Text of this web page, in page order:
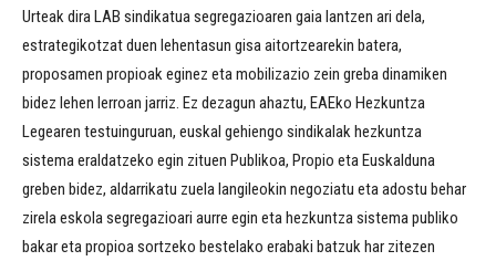
Urteak dira LAB sindikatua segregazioaren gaia lantzen ari dela,
estrategikotzat duen lehentasun gisa aitortzearekin batera,
proposamen propioak eginez eta mobilizazio zein greba dinamiken
bidez lehen lerroan jarriz. Ez dezagun ahaztu, EAEko Hezkuntza
Legearen testuinguruan, euskal gehiengo sindikalak hezkuntza
sistema eraldatzeko egin zituen Publikoa, Propio eta Euskalduna
greben bidez, aldarrikatu zuela langileokin negoziatu eta adostu behar
zirela eskola segregazioari aurre egin eta hezkuntza sistema publiko
bakar eta propioa sortzeko bestelako erabaki batzuk har zitezen